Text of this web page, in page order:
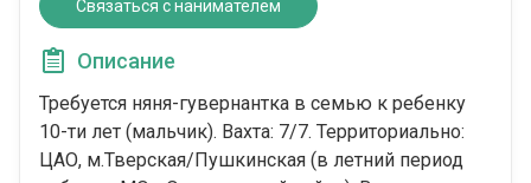
Связаться с нанимателем
Описание
Требуется няня-гувернантка в семью к ребенку
10-ти лет (мальчик). Вахта: 7/7. Территориально:
ЦАО, м.Тверская/Пушкинская (в летний период